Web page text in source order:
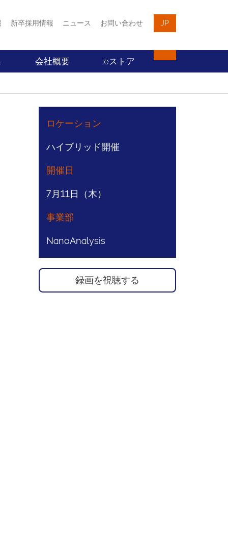
新卒採用情報 ニュース お問い合わせ JP
会社概要 eストア
ロケーション
ハイブリッド開催
開催日
7月11日（木）
事業部
NanoAnalysis
録画を視聴する